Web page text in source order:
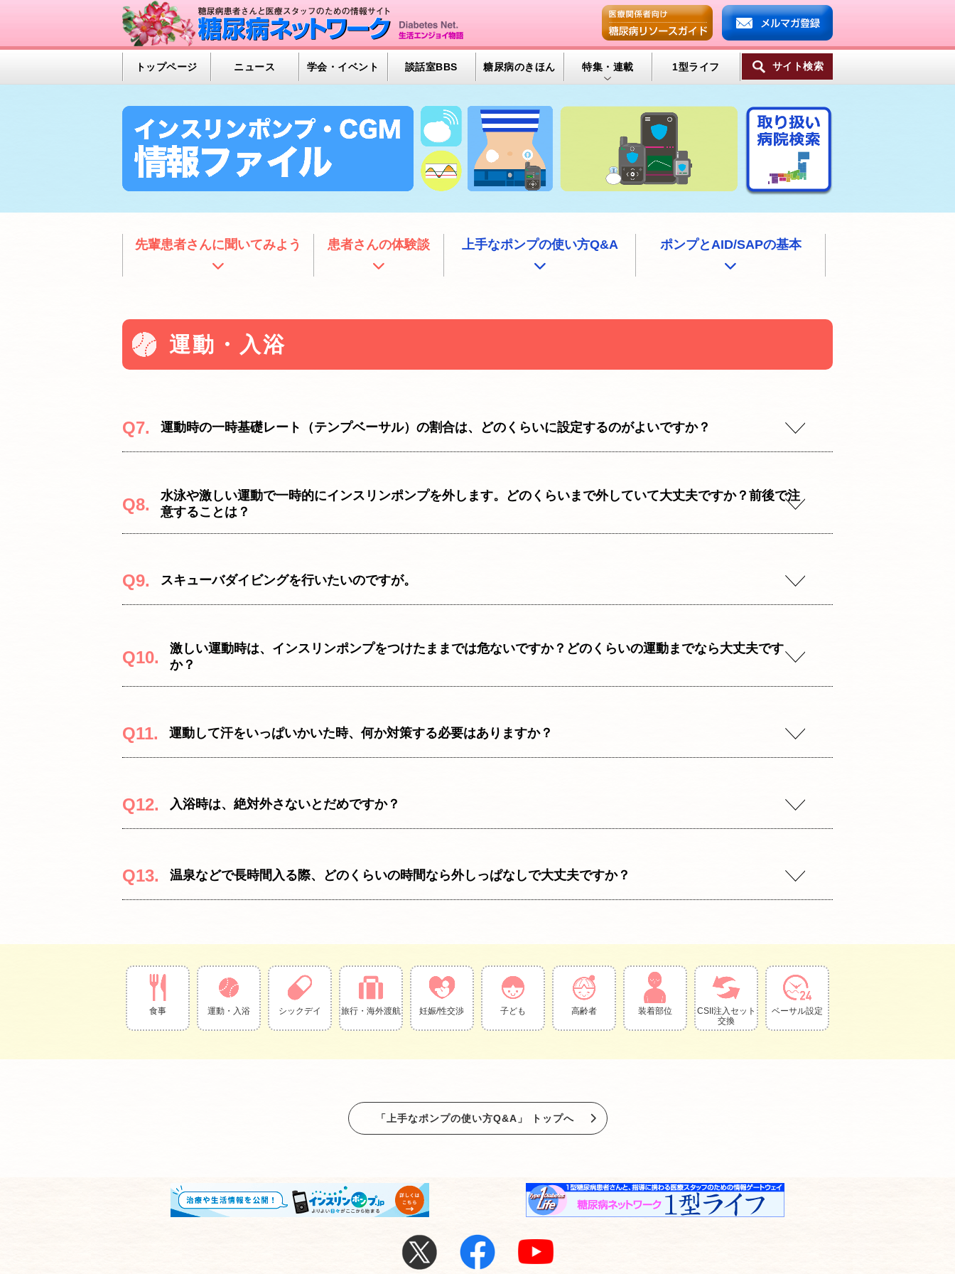
トップページ ニュース 学会・イベント 談話室BBS 糖尿病のきほん 特集・連載
インスリンポンプ
血糖トレンド
グリコアルブミン
1型ライフ サイト検索
先輩患者さんに聞いてみよう 患者さんの体験談 上手なポンプの使い方Q&A ポンプとAID/SAPの基本
運動・入浴
Q7. 運動時の一時基礎レート（テンプベーサル）の割合は、どのくらいに設定するのがよいですか？
Q8.
水泳や激しい運動で一時的にインスリンポンプを外します。どのくらいまで外していて大丈夫ですか？前後で注
意することは？
Q9. スキューバダイビングを行いたいのですが。
Q10.
激しい運動時は、インスリンポンプをつけたままでは危ないですか？どのくらいの運動までなら大丈夫です
か？
Q11. 運動して汗をいっぱいかいた時、何か対策する必要はありますか？
Q12. 入浴時は、絶対外さないとだめですか？
Q13. 温泉などで長時間入る際、どのくらいの時間なら外しっぱなしで大丈夫ですか？
食事 運動・入浴 シックデイ 旅行・海外渡航 妊娠/性交渉 子ども 高齢者 装着部位
CSII注入セット
交換
ベーサル設定
「上手なポンプの使い方Q&A」 トップへ